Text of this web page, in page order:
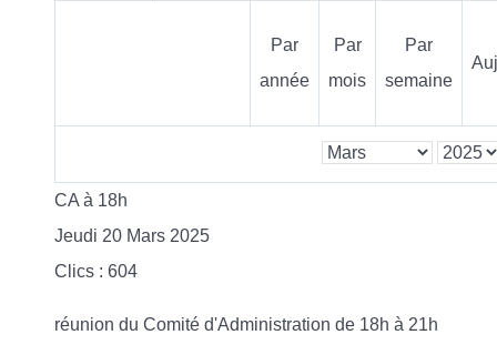
Par
année
Par
mois
Par
semaine
CA à 18h
Jeudi 20 Mars 2025
Clics : 604
réunion du Comité d'Administration de 18h à 21h